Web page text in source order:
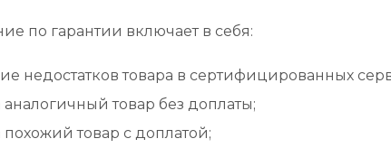
по гарантии включает в себя:
недостатков товара в сертифицированных
товар без доплаты;
товар с доплатой;